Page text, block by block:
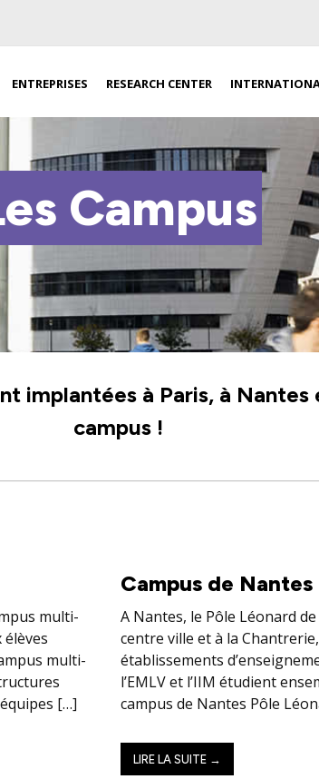
ENTREPRISES RESEARCH CENTER
Campus
implantées à Paris, à
campus !
multi-
multi-
[…]
Campus de Nantes
A Nantes, le Pôle Léonard
centre ville et à la
établissements
l’EMLV et l’IIM étudient
campus de Nantes Pôle
LIRE LA SUITE →